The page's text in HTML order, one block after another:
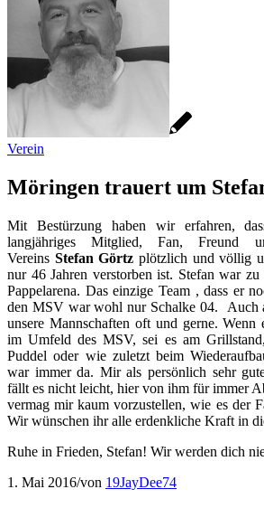
Verein
Möringen trauert um
Mit Bestürzung haben wir erfahren,
langjähriges Mitglied, Fan, Freund
Vereins Stefan Görtz plötzlich und völlig
nur 46 Jahren verstorben ist. Stefan war
Pappelarena. Das einzige Team , dass er
den MSV war wohl nur Schalke 04. Auch
unsere Mannschaften oft und gerne. Wenn
im Umfeld des MSV, sei es am
Puddel oder wie zuletzt beim
war immer da. Mir als persönlich sehr
fällt es nicht leicht, hier von ihm für immer
vermag mir kaum vorzustellen, wie es der
Wir wünschen ihr alle erdenkliche Kraft in
Ruhe in Frieden, Stefan! Wir werden dich
1. Mai 2016/von 19JayDee74